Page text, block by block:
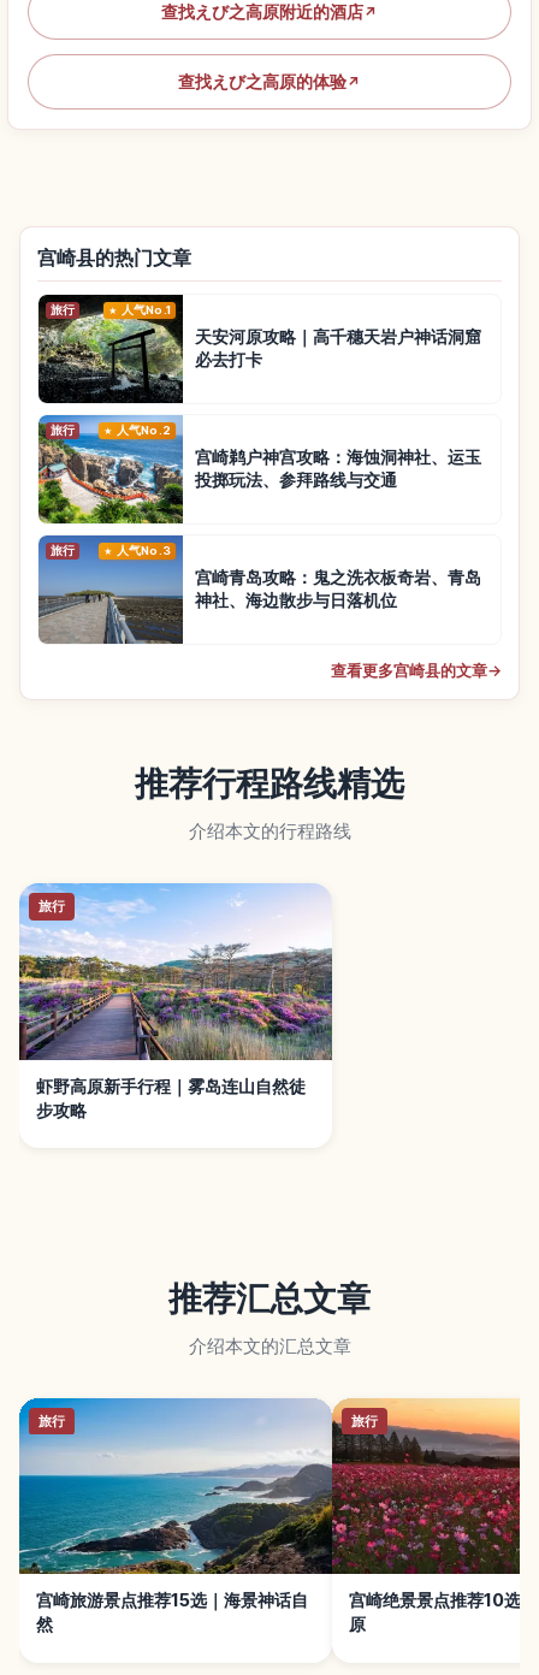
查找えび之高原附近的酒店↗
查找えび之高原的体验↗
宫崎县的热门文章
旅行 人气No.1
天安河原攻略｜高千穗天岩户神话洞窟
必去打卡
旅行 人气No.2
宫崎鹈户神宫攻略：海蚀洞神社、运玉
投掷玩法、参拜路线与交通
旅行 人气No.3
宫崎青岛攻略：鬼之洗衣板奇岩、青岛
神社、海边散步与日落机位
查看更多宫崎县的文章→
推荐行程路线精选
介绍本文的行程路线
旅行
虾野高原新手行程｜雾岛连山自然徒
步攻略
推荐汇总文章
介绍本文的汇总文章
旅行
宫崎旅游景点推荐15选｜海景神话自
然
旅行
宫崎绝景景点推荐10选
原